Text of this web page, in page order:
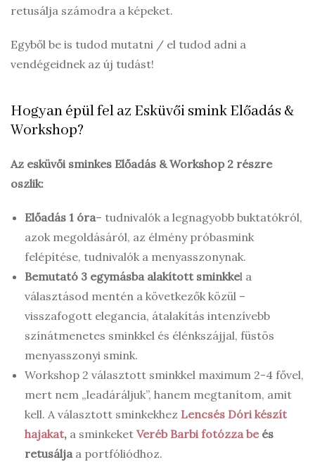
retusálja számodra a képeket.
Egyből be is tudod mutatni / el tudod adni a
vendégeidnek az új tudást!
Hogyan épül fel az Esküvői smink Előadás &
Workshop?
Az esküvői sminkes Előadás & Workshop 2 részre
oszlik:
Előadás 1 óra– tudnivalók a legnagyobb buktatókról,
azok megoldásáról, az élmény próbasmink
felépítése, tudnivalók a menyasszonynak.
Bemutató 3 egymásba alakított sminkkel a
választásod mentén a következők közül –
visszafogott elegancia, átalakítás intenzívebb
színátmenetes sminkkel és élénkszájjal, füstös
menyasszonyi smink.
Workshop 2 választott sminkkel maximum 2-4 fővel,
mert nem „leadáráljuk”, hanem megtanítom, amit
kell. A választott sminkekhez Lencsés Dóri készít
hajakat, a sminkeket Veréb Barbi fotózza beés
retusáljaa portfóliódhoz.